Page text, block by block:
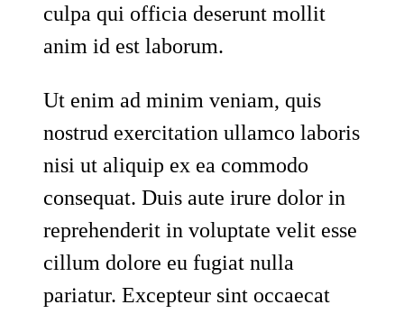
culpa qui officia deserunt mollit
anim id est laborum.
Ut enim ad minim veniam, quis
nostrud exercitation ullamco laboris
nisi ut aliquip ex ea commodo
consequat. Duis aute irure dolor in
reprehenderit in voluptate velit esse
cillum dolore eu fugiat nulla
pariatur. Excepteur sint occaecat